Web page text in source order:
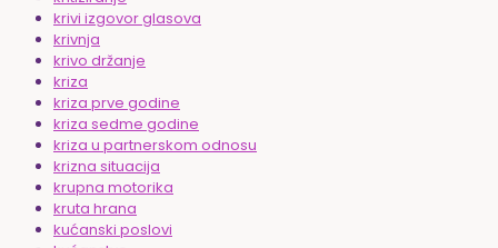
krivi izgovor glasova
krivnja
krivo držanje
kriza
kriza prve godine
kriza sedme godine
kriza u partnerskom odnosu
krizna situacija
krupna motorika
kruta hrana
kućanski poslovi